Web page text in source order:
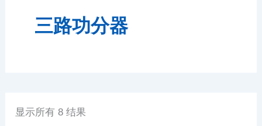
三路功分器
显示所有 8 结果